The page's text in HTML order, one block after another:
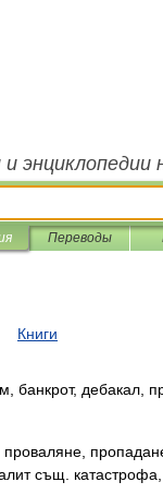
и энциклопедии
Переводы
Книги
банкрот, дебакал,
същ.